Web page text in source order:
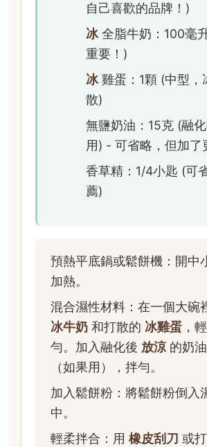
自己喜歡的品牌！)
冰全脂牛奶：100毫
重要！)
冰雞蛋：1顆 (中型，
散)
無鹽奶油：15克 (融
用) - 可省略，但加了
香草精：1/4小匙 (可
薦)
預熱平底鍋或鬆餅機：開中
加熱。
混合濕性材料：在一個大碗
冰牛奶 和打散的 冰雞蛋 ，
勻。加入融化後 放涼 的奶
（如果用），拌勻。
加入鬆餅粉：將鬆餅粉倒入
中。
輕柔拌合：用 橡皮刮刀 或